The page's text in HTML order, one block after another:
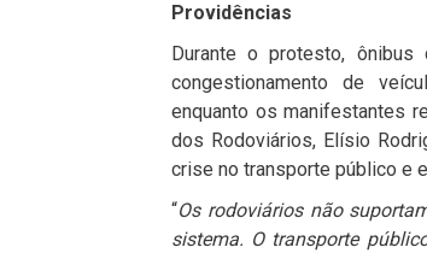
Providências
Durante o protesto, ônibus
congestionamento de
enquanto os manifestantes
dos Rodoviários, Elísio
crise no transporte público e
“Os rodoviários não
sistema. O transporte